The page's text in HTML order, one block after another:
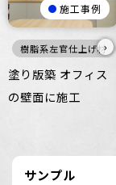
施工事例
樹脂系左官仕上げ材›
塗り版築 オフィス
の壁面に施工
サンプル